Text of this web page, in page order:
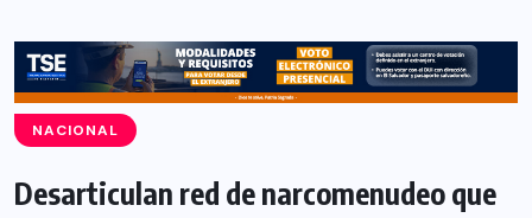
NACIONAL
Desarticulan red de narcomenudeo que